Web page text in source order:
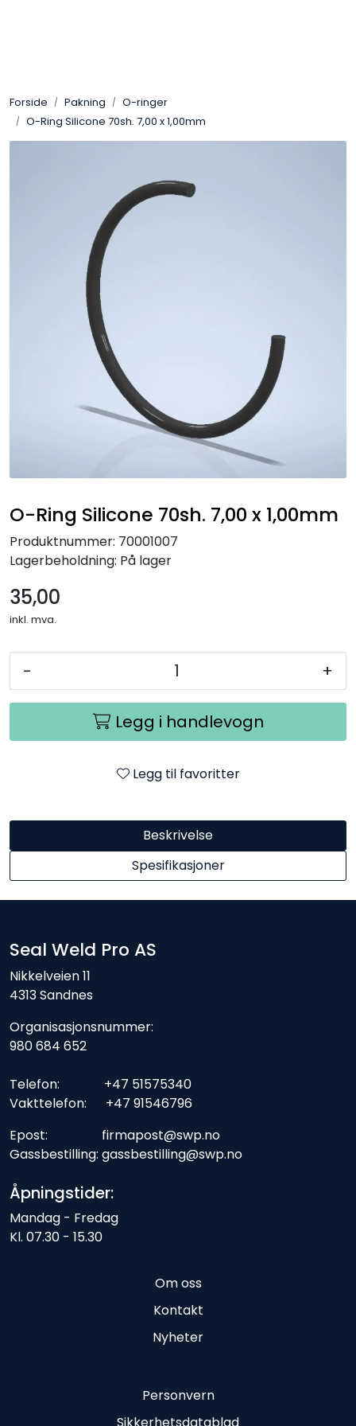
Forside Pakning
O-ringer
O-Ring Silicone 70sh. 7,00 x 1,00mm
O-Ring Silicone 70sh. 7,00 x 1,00mm
Produktnummer: 70001007
Lagerbeholdning: På lager
35,00
inkl. mva.
- +
Legg i handlevogn
Legg til favoritter
Beskrivelse
Spesifikasjoner
Seal Weld Pro AS
Nikkelveien 11
4313 Sandnes
Organisasjonsnummer:
980 684 652
Telefon: +47 51575340
Vakttelefon: +47 91546796
Epost: firmapost@swp.no
Gassbestilling: gassbestilling@swp.no
Åpningstider:
Mandag - Fredag
Kl. 07.30 - 15.30
Om oss
Kontakt
Nyheter
Personvern
Pakning
Slitasjeteknikk
Verneutstyr
Industriprodukter